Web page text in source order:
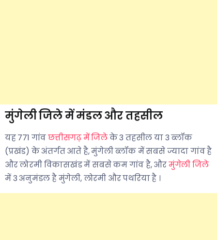
मुंगेली जिले में मंडल और तहसील
यह 771 गांवछत्तीसगढ़ में जिलेके 3 तहसील या 3 ब्लॉक
(प्रखंड) के अंतर्गत आते है, मुंगेली ब्लॉक में सबसे ज्यादा गांव है
और लोरमी विकासखंड में सबसे कम गांव है, औरमुंगेली जिले
में 3 अनुमंडल है मुंगेली, लोरमी और पथरिया है ।